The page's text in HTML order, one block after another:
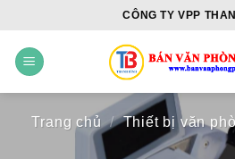
content
CÔNG TY VPP
Trang chủ / Thiết bị văn